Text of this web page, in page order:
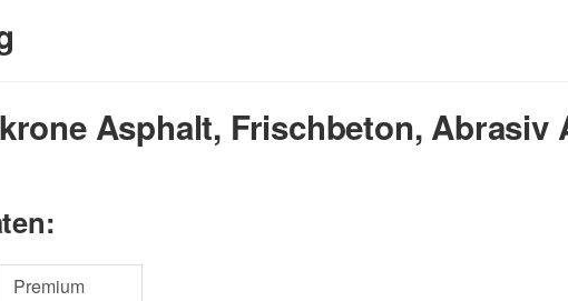
Asphalt, Frischbeton, Abrasiv
Premium